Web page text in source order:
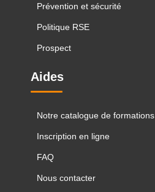
Prévention et sécurité
Politique RSE
Prospect
Aides
Notre catalogue de formations
Inscription en ligne
FAQ
Nous contacter